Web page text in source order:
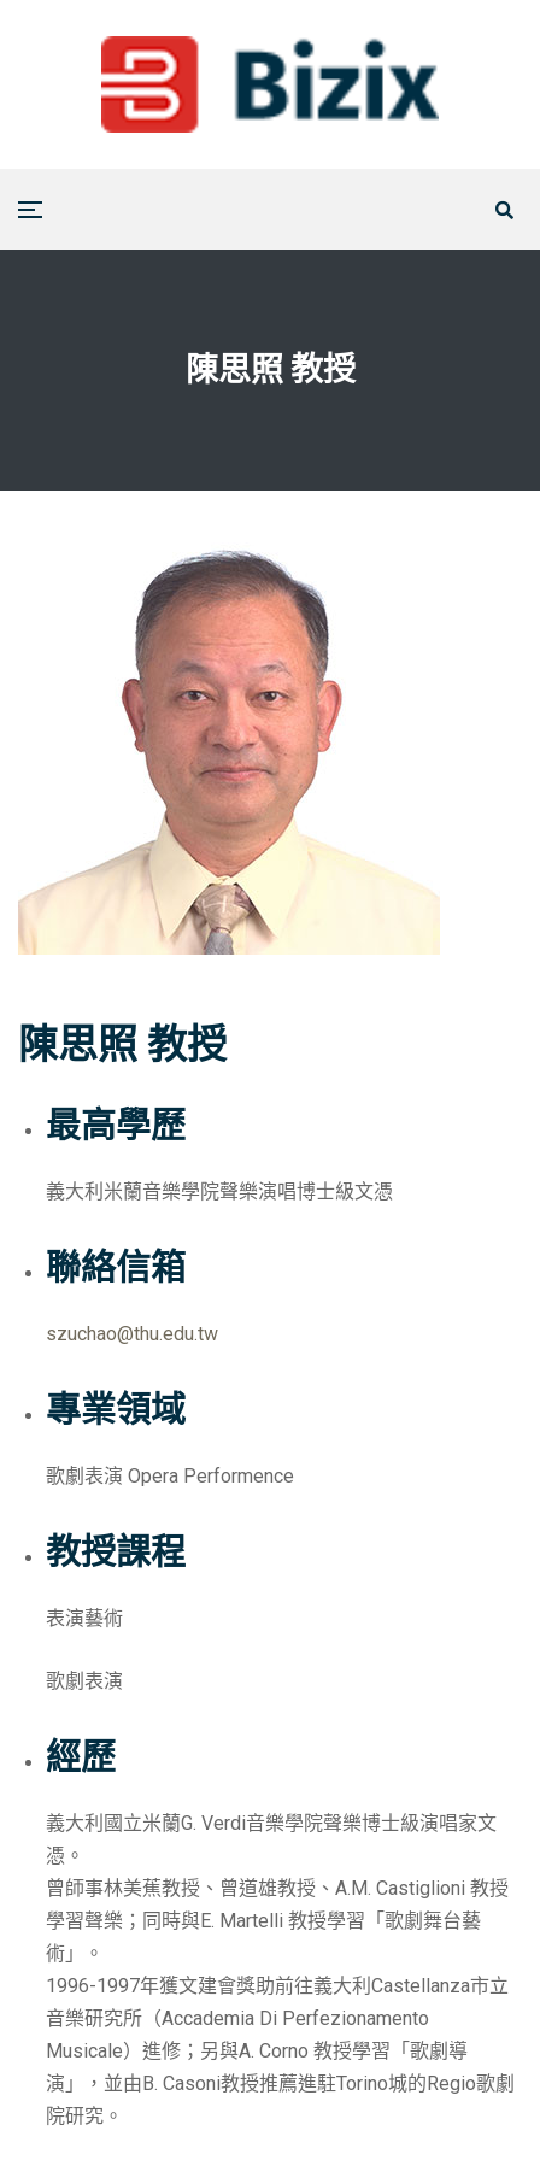
陳思照 教授
陳思照 教授
最高學歷
義大利米蘭音樂學院聲樂演唱博士級文憑
聯絡信箱
szuchao@thu.edu.tw
專業領域
歌劇表演 Opera Performence
教授課程
表演藝術
歌劇表演
經歷
義大利國立米蘭G. Verdi音樂學院聲樂博士級演唱家文
憑。
曾師事林美蕉教授、曾道雄教授、A.M. Castiglioni 教授
學習聲樂；同時與E. Martelli 教授學習「歌劇舞台藝
術」。
1996-1997年獲文建會獎助前往義大利Castellanza市立
音樂研究所（Accademia Di Perfezionamento
Musicale）進修；另與A. Corno 教授學習「歌劇導
演」，並由B. Casoni教授推薦進駐Torino城的Regio歌劇
院研究。